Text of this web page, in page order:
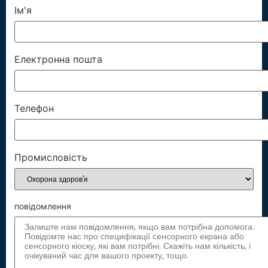
Ім'я
Електронна пошта
Телефон
Промисловість
повідомлення